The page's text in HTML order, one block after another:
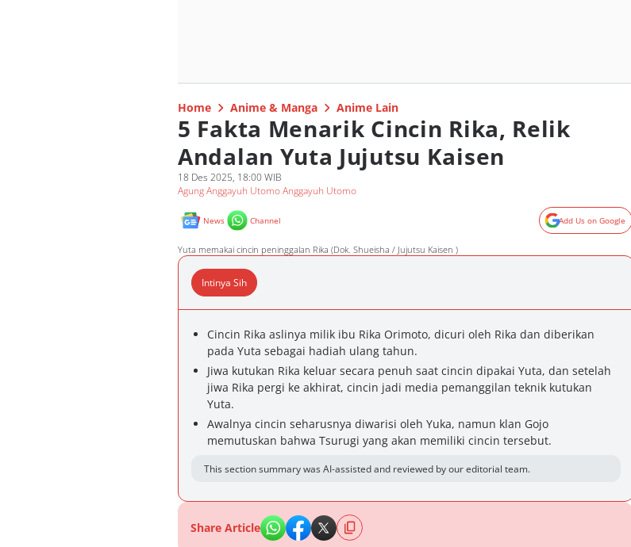
Home Anime & Manga Anime Lain
5 Fakta Menarik Cincin Rika, Relik
Andalan Yuta Jujutsu Kaisen
18 Des 2025, 18:00 WIB
Agung Anggayuh Utomo Anggayuh Utomo
News Channel Add Us on Google
Yuta memakai cincin peninggalan Rika (Dok. Shueisha / Jujutsu Kaisen )
Intinya Sih
Cincin Rika aslinya milik ibu Rika Orimoto, dicuri oleh Rika dan diberikan
pada Yuta sebagai hadiah ulang tahun.
Jiwa kutukan Rika keluar secara penuh saat cincin dipakai Yuta, dan setelah
jiwa Rika pergi ke akhirat, cincin jadi media pemanggilan teknik kutukan
Yuta.
Awalnya cincin seharusnya diwarisi oleh Yuka, namun klan Gojo
memutuskan bahwa Tsurugi yang akan memiliki cincin tersebut.
This section summary was AI-assisted and reviewed by our editorial team.
Share Article